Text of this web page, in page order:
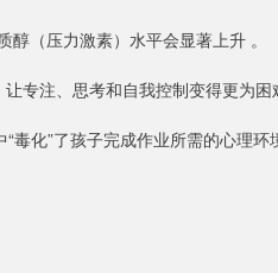
（压力激素）水平会显著上升 。
专注、思考和自我控制变得更为困
化”了孩子完成作业所需的心理环